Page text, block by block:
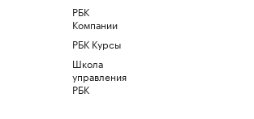
РБК
Компании
РБК Курсы
Школа
управления
РБК